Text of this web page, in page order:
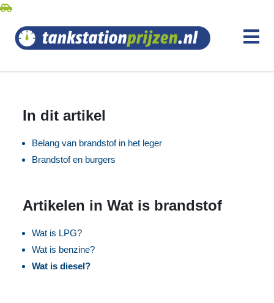
In dit artikel
Belang van brandstof in het leger
Brandstof en burgers
Artikelen in Wat is brandstof
Wat is LPG?
Wat is benzine?
Wat is diesel?